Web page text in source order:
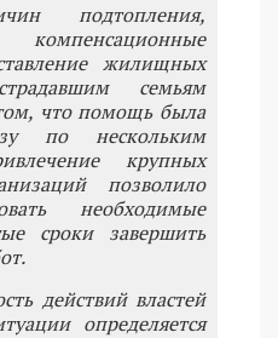
подтопления,
жилищных
семьям
что помощь была
по нескольким
крупных
позволило
необходимые
сроки завершить
действий властей
определяется